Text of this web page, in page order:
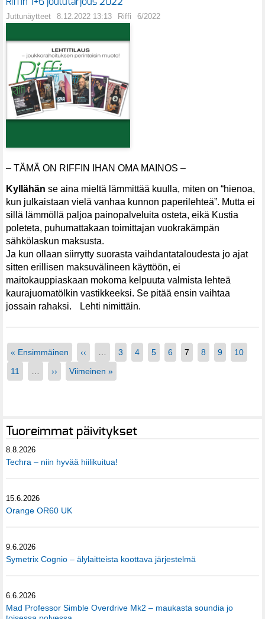
Riffin 1+6 joulutarjous 2022
Juttunäytteet 8.12.2022 13:13 Riffi 6/2022
– TÄMÄ ON RIFFIN IHAN OMA MAINOS –
Kyllähän se aina mieltä lämmittää kuulla, miten on “hienoa,
kun julkaistaan vielä vanhaa kunnon paperilehteä”. Mutta ei
sillä lämmöllä paljoa painopalveluita osteta, eikä Kustia
poleteta, puhumattakaan toimittajan vuokrakämpän
sähkölaskun maksusta.
Ja kun ollaan siirrytty suorasta vaihdantataloudesta jo ajat
sitten erillisen maksuvälineen käyttöön, ei
maitokauppiaskaan mokoma kelpuuta valmista lehteä
kaurajuomatölkin vastikkeeksi. Se pitää ensin vaihtaa
jossain rahaksi. Lehti nimittäin.
« Ensimmäinen ‹‹ 3 4 5 6 7 8 9
10
11
›› Viimeinen »
Tuoreimmat päivitykset
8.8.2026
Techra – niin hyvää hiilikuitua!
15.6.2026
Orange OR60 UK
9.6.2026
Symetrix Cognio – älylaitteista koottava järjestelmä
6.6.2026
Mad Professor Simble Overdrive Mk2 – maukasta soundia jo